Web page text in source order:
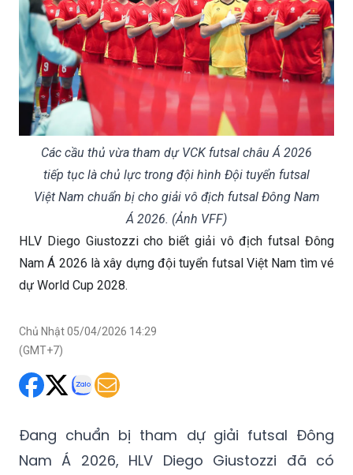
Các cầu thủ vừa tham dự VCK futsal châu Á 2026
tiếp tục là chủ lực trong đội hình Đội tuyển futsal
Việt Nam chuẩn bị cho giải vô địch futsal Đông Nam
Á 2026. (Ảnh VFF)
HLV Diego Giustozzi cho biết giải vô địch futsal Đông
Nam Á 2026 là xây dựng đội tuyển futsal Việt Nam tìm vé
dự World Cup 2028.
Chủ Nhật 05/04/2026 14:29
(GMT+7)
Đang chuẩn bị tham dự giải futsal Đông
Nam Á 2026, HLV Diego Giustozzi đã có